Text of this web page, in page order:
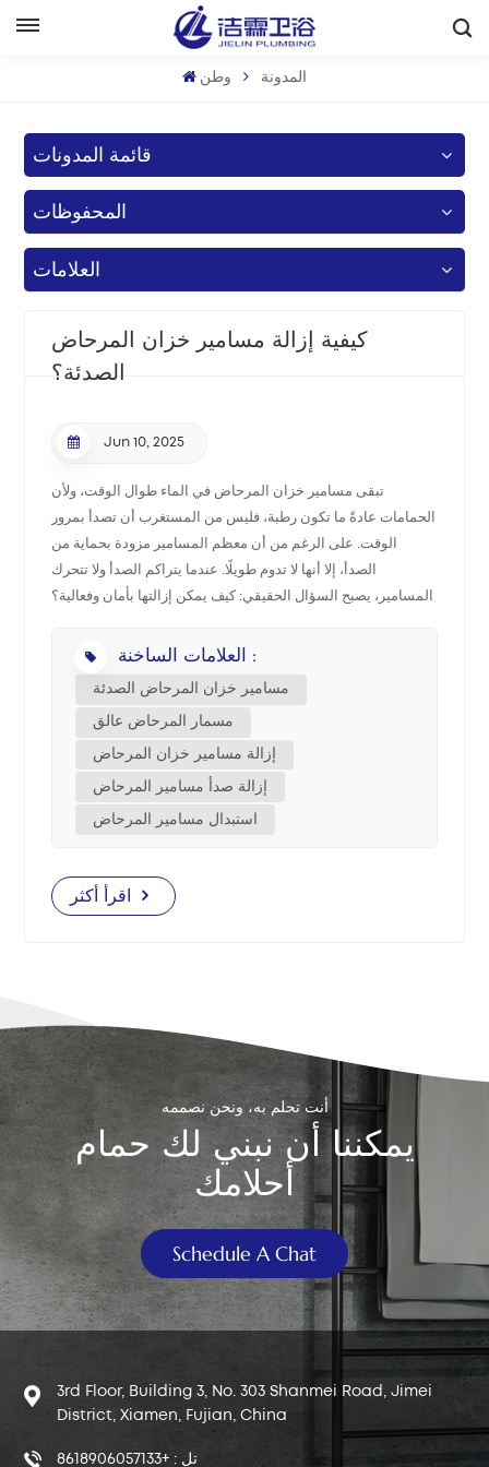
中文
هَوُسَ
وطن المدونة
قائمة المدونات
المحفوظات
العلامات
كيفية إزالة مسامير خزان المرحاض
الصدئة؟
Jun 10, 2025
تبقى مسامير خزان المرحاض في الماء طوال الوقت، ولأن
الحمامات عادةً ما تكون رطبة، فليس من المستغرب أن تصدأ بمرور
الوقت. على الرغم من أن معظم المسامير مزودة بحماية من
الصدأ، إلا أنها لا تدوم طويلًا. عندما يتراكم الصدأ ولا تتحرك
المسامير، يصبح السؤال الحقيقي: كيف يمكن إزالتها بأمان وفعالية؟
المرحاض في مكانه تنقع باستمرار في الماء داخل الخزان. ومع
رطوبة الهواء في معظم الحمامات، لا مفر من ظهور الصدأ. مع مرور
الوقت، يتآكل الطلاء الواقي الأصلي، وتبدأ البراغي بالتآكل. عند
حدوث ذلك، قد يُسبب تسربات وتلفًا وصعوبات كبيرة أثناء
الإصلاحات. 2. ما الذي يمكن أن تؤدي إليه البراغي الصدئة؟ البراغي
عالقة في مكانها - لا يمكنك فكها باستخدام الأدوات العادية. تسربات
بقع الصدأ والروائح الكريهة – ليست المظهر (أو الرائحة) الأفضل
بعد الآن. 3. الأدوات والمواد التي ستحتاجها قبل البدء، إليك ما يجب
أن يكون في متناول يدك: مفتاح قابل للتعديل أو مفتاح ألين مفك
للمرحاض ثم قم بسحب السيفون لتفريغ الخزان. قم بتصريف أي
مياه متبقية باستخدام منشفة، ثم ضع دلوًا أسفلها لالتقاط القطرات.
رشّ مزيل الصدأ (مثل WD-40) على منطقة البراغي والصواميل.
اتركه لمدة 5-10 دقائق ليبدأ مفعوله. استخدم كماشة أو مفتاح ربط
لمحاولة فك الصمولة. قد تحتاج إلى شخص داخل الخزان يُمسك
برأس البرغي بينما يقوم شخص آخر بفك الصمولة من الأسفل.
بمجرد فكه، أزل البرغي والغسالة وأي أوساخ أو صدأ متبقٍ. نظّف
المنطقة جيدًا قبل تركيب أي شيء جديد. 5. بعض النصائح المفيدة
إذا كانت البراغي صدئة للغاية ولا تتحرك على الإطلاق، فلا تجبرها
على التحرك - فقد يؤدي ذلك إلى تشقق الخزان الخزفي. في
الحالات الصعبة، من الأفضل الاتصال بسباك محترف يمكنه قطع
البرغي بأمان. عند استبدال البراغي، استخدم الفولاذ المقاوم للصدأ
أو النحاس - فهي أكثر مقاومة للصدأ. استبدل دائمًا الغسالات
المطاطية أيضًا، فقط لتكون آمنًا. افحص البراغي بانتظام - إذا
اكتشفت الصدأ مبكرًا، فيمكنك تجنب حدوث مشكلات أكبر لاحقًا. إذا
كنت تبحث عن مجموعات مسامير المرحاض المقاومة للصدأ،
فتفضل بزيارة صفحة المنتج الخاصة بنا - لدينا خيارات متينة ومقاومة
العلامات الساخنة :
مسامير خزان المرحاض الصدئة
مسمار المرحاض عالق
إزالة مسامير خزان المرحاض
إزالة صدأ مسامير المرحاض
استبدال مسامير المرحاض
اقرأ أكثر
أنت تحلم به، ونحن نصممه
يمكننا أن نبني لك حمام
أحلامك
Schedule A Chat
3rd Floor, Building 3, No. 303 Shanmei Road, Jimei
District, Xiamen, Fujian, China
تل : +8618906057133